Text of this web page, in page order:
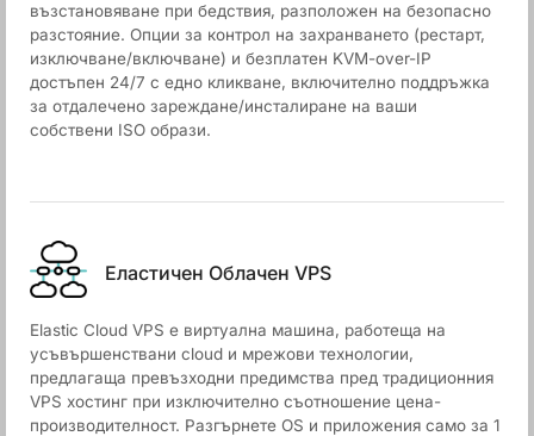
възстановяване при бедствия, разположен на безопасно
разстояние. Опции за контрол на захранването (рестарт,
изключване/включване) и безплатен KVM-over-IP
достъпен 24/7 с едно кликване, включително поддръжка
за отдалечено зареждане/инсталиране на ваши
собствени ISO образи.
Еластичен Облачен VPS
Elastic Cloud VPS е виртуална машина, работеща на
усъвършенствани cloud и мрежови технологии,
предлагаща превъзходни предимства пред традиционния
VPS хостинг при изключително съотношение цена-
производителност. Разгърнете OS и приложения само за 1